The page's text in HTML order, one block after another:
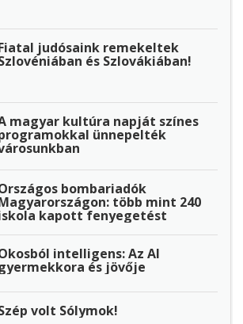
judósaink remekeltek
és Szlovákiában!
magyar kultúra napját színes
ünnepelték
bombariadók
több mint 240
kapott fenyegetést
intelligens: Az AI
és jövője
volt Sólymok!